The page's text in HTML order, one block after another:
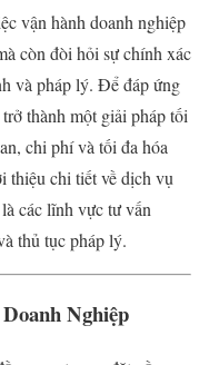
vận hành doanh nghiệp
còn đòi hỏi sự chính xác
và pháp lý. Để đáp ứng
thành một giải pháp tối
chi phí và tối đa hóa
thiệu chi tiết về dịch vụ
các lĩnh vực tư vấn
thủ tục pháp lý.
Nghiệp